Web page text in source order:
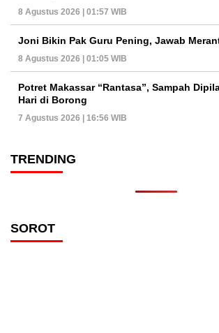
8 Agustus 2026 | 01:57 WIB
Joni Bikin Pak Guru Pening, Jawab
8 Agustus 2026 | 01:05 WIB
Potret Makassar “Rantasa”, Sampah
Hari di Borong
7 Agustus 2026 | 16:56 WIB
TRENDING
SOROT